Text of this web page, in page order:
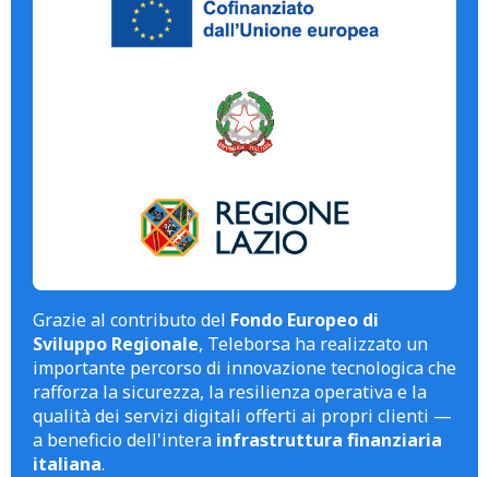
Grazie al contributo del Fondo Europeo di
Sviluppo Regionale, Teleborsa ha realizzato un
importante percorso di innovazione tecnologica che
rafforza la sicurezza, la resilienza operativa e la
qualità dei servizi digitali offerti ai propri clienti —
a beneficio dell'intera infrastruttura finanziaria
italiana.